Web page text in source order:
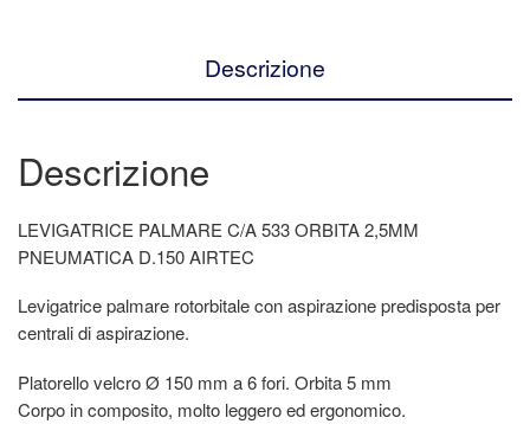
Descrizione
Descrizione
LEVIGATRICE PALMARE C/A 533 ORBITA 2,5MM
PNEUMATICA D.150 AIRTEC
Levigatrice palmare rotorbitale con aspirazione predisposta per
centrali di aspirazione.
Platorello velcro Ø 150 mm a 6 fori. Orbita 5 mm
Corpo in composito, molto leggero ed ergonomico.